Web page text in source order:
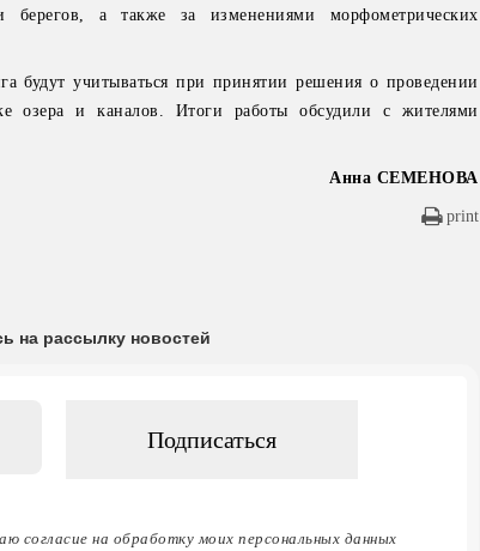
берегов, а также за изменениями морфометрических
будут учитываться при принятии решения о проведении
озера и каналов. Итоги работы обсудили с жителями
Анна СЕМЕНОВА
print
на рассылку новостей
согласие на обработку моих персональных данных